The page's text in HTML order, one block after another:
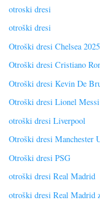
otroski dresi
otroški dresi
Otroški dresi Chelsea
Otroški dresi Cristiano
Otroški dresi Kevin De
Otroški dresi Lionel Messi
otroški dresi Liverpool
Otroški dresi Manchester
Otroški dresi PSG
otroški dresi Real Madrid
otroški dresi Real Madrid